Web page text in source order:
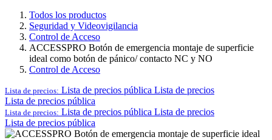
Todos los productos
Seguridad y Videovigilancia
Control de Acceso
ACCESSPRO Botón de emergencia montaje de superficie
ideal como botón de pánico/ contacto NC y NO
Control de Acceso
Lista de precios: Lista de precios pública Lista de precios
Lista de precios pública
Lista de precios: Lista de precios pública Lista de precios
Lista de precios pública